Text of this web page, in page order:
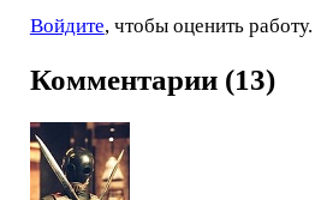
Войдите, чтобы оценить работу.
Комментарии (13)